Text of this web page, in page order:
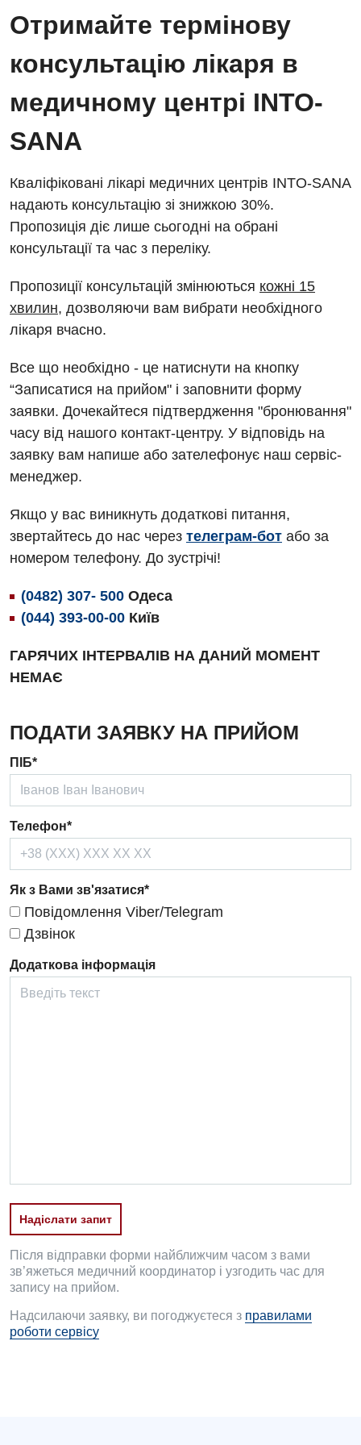
Відгуки
Відео
Діагностичне відділення
Комп’ютерна томографія
Магнітно-резонансна томографія
Мамографія
Нейросонографія
Рентгенографія
УЗД
Для дорослих
Акушерство і гінекологія
Андрологія
Безоплатні послуги
Відділення інтенсивної терапії
Відділення кардіосудинної патології та неврології
Відділення невідкладних станів
Гінекологічне відділення
Дерматовенерологія
Ендокринологія
Кардіологія
Кардіохірургія
Мамологія
Медична психологія
Неврологія
Нейрохірургія
Онкологічне відділлення
Оториноларингологія
Терапевтичне відділення
Терапія
Травматологічне відділення
Травматологія і ортопедія
Урологічне відділення
Відділення кардіосудинної патології та неврології
Відділення невідкладних станів
Відділення інтенсивної терапії
Гінекологічне відділення
Діагностичне відділення
Ендоскопічне відділення
Онкологічне відділлення
Офтальмологічне відділення
Педіатричне відділення
Травматологічне відділення
Урологічне відділення
Хірургічне відділення
Швидка медична допомога
Лікування гострого інфаркту
Національний скринінг здоров’я 40+
Українська
Російська
Отримайте термінову
консультацію лікаря в
медичному центрі INTO-
SANA
Кваліфіковані лікарі медичних центрів INTO-SANA
надають консультацію зі знижкою 30%.
Пропозиція діє лише сьогодні на обрані
консультації та час з переліку.
Пропозиції консультацій змінюються кожні 15
хвилин, дозволяючи вам вибрати необхідного
лікаря вчасно.
Все що необхідно - це натиснути на кнопку
“Записатися на прийом" і заповнити форму
заявки. Дочекайтеся підтвердження "бронювання"
часу від нашого контакт-центру. У відповідь на
заявку вам напише або зателефонує наш сервіс-
менеджер.
Якщо у вас виникнуть додаткові питання,
звертайтесь до нас через телеграм-бот або за
номером телефону. До зустрічі!
(0482) 307- 500 Одеса
(044) 393-00-00 Київ
ГАРЯЧИХ ІНТЕРВАЛІВ НА ДАНИЙ МОМЕНТ
НЕМАЄ
ПОДАТИ ЗАЯВКУ НА ПРИЙОМ
ПІБ*
Телефон*
Як з Вами зв'язатися*
Повідомлення Viber/Telegram
Дзвінок
Додаткова інформація
Надіслати запит
Після відправки форми найближчим часом з вами
зв’яжеться медичний координатор і узгодить час для
запису на прийом.
Надсилаючи заявку, ви погоджуєтеся з правилами
роботи сервісу